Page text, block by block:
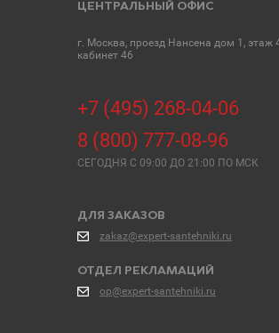
ЦЕНТРАЛЬНЫЙ ОФИС
г. Москва, проезд Нансена дом 1, этаж
кабинет 46
+7 (495) 268-04-06
8 (800) 777-08-96
СЕГОДНЯ C 09:00 ДО 21:00 ПО МСК
ДЛЯ ЗАКАЗОВ
zakaz@expert-santehniki.ru
ОТДЕЛ РЕКЛАМАЦИЙ
op@expert-santehniki.ru